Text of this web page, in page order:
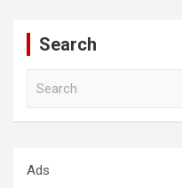
Search
h
Ads